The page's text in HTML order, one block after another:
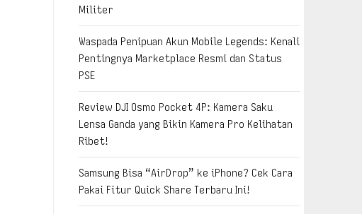
Militer
Waspada Penipuan Akun Mobile Legends: Kenali
Pentingnya Marketplace Resmi dan Status
PSE
Review DJI Osmo Pocket 4P: Kamera Saku
Lensa Ganda yang Bikin Kamera Pro Kelihatan
Ribet!
Samsung Bisa “AirDrop” ke iPhone? Cek Cara
Pakai Fitur Quick Share Terbaru Ini!